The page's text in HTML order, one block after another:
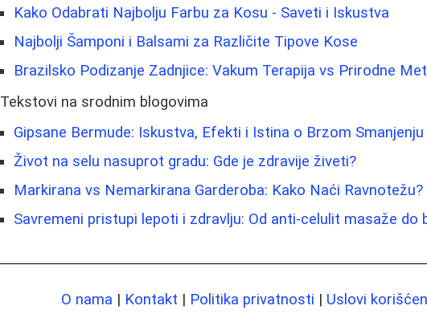
Kako Odabrati Najbolju Farbu za Kosu - Saveti i Iskustva
Najbolji Šamponi i Balsami za Različite Tipove Kose
Brazilsko Podizanje Zadnjice: Vakum Terapija vs Prirodne
Tekstovi na srodnim blogovima
Gipsane Bermude: Iskustva, Efekti i Istina o Brzom Smanjenju
Život na selu nasuprot gradu: Gde je zdravije živeti?
Markirana vs Nemarkirana Garderoba: Kako Naći Ravnotežu?
Savremeni pristupi lepoti i zdravlju: Od anti-celulit masaže do
O nama | Kontakt | Politika privatnosti | Uslovi